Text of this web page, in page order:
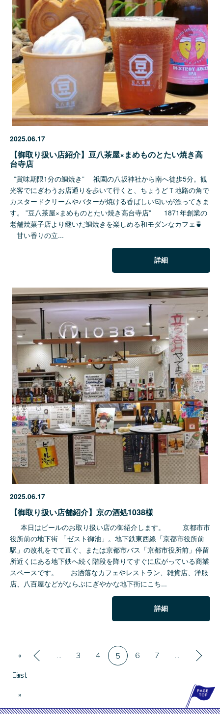
2025.06.17
【御取り扱い店紹介】豆八茶屋×まめものとたい焼き高
台寺店
”賞味期限1分の鯛焼き” 祇園の八坂神社から南へ徒歩5分。観
光客でにぎわうお店通りを歩いて行くと、ちょうどＴ地路の角で
カスタードクリームやバターが焼ける香ばしい匂いが漂ってきま
す。 ”豆八茶屋×まめものとたい焼き高台寺店” 1871年創業の
老舗焼菓子店より継いだ鯛焼きを楽しめる和モダンなカフェ🍵
甘い香りの立...
詳細
2025.06.17
【御取り扱い店舗紹介】京の酒処1038様
本日はビールのお取り扱い店の御紹介します。 京都市市
役所前の地下街 「ゼスト御池」。地下鉄東西線「京都市役所前
駅」の改札をでて直ぐ、または京都市バス「京都市役所前」停留
所近くにある地下鉄へ続く階段を降りてすぐに広がっている商業
スペースです。 お洒落なカフェやレストラン、雑貨店、洋服
店、八百屋などがならぶにぎやかな地下街にこち...
詳細
«
First
... 3 4 5 6 7 ...
Last
»